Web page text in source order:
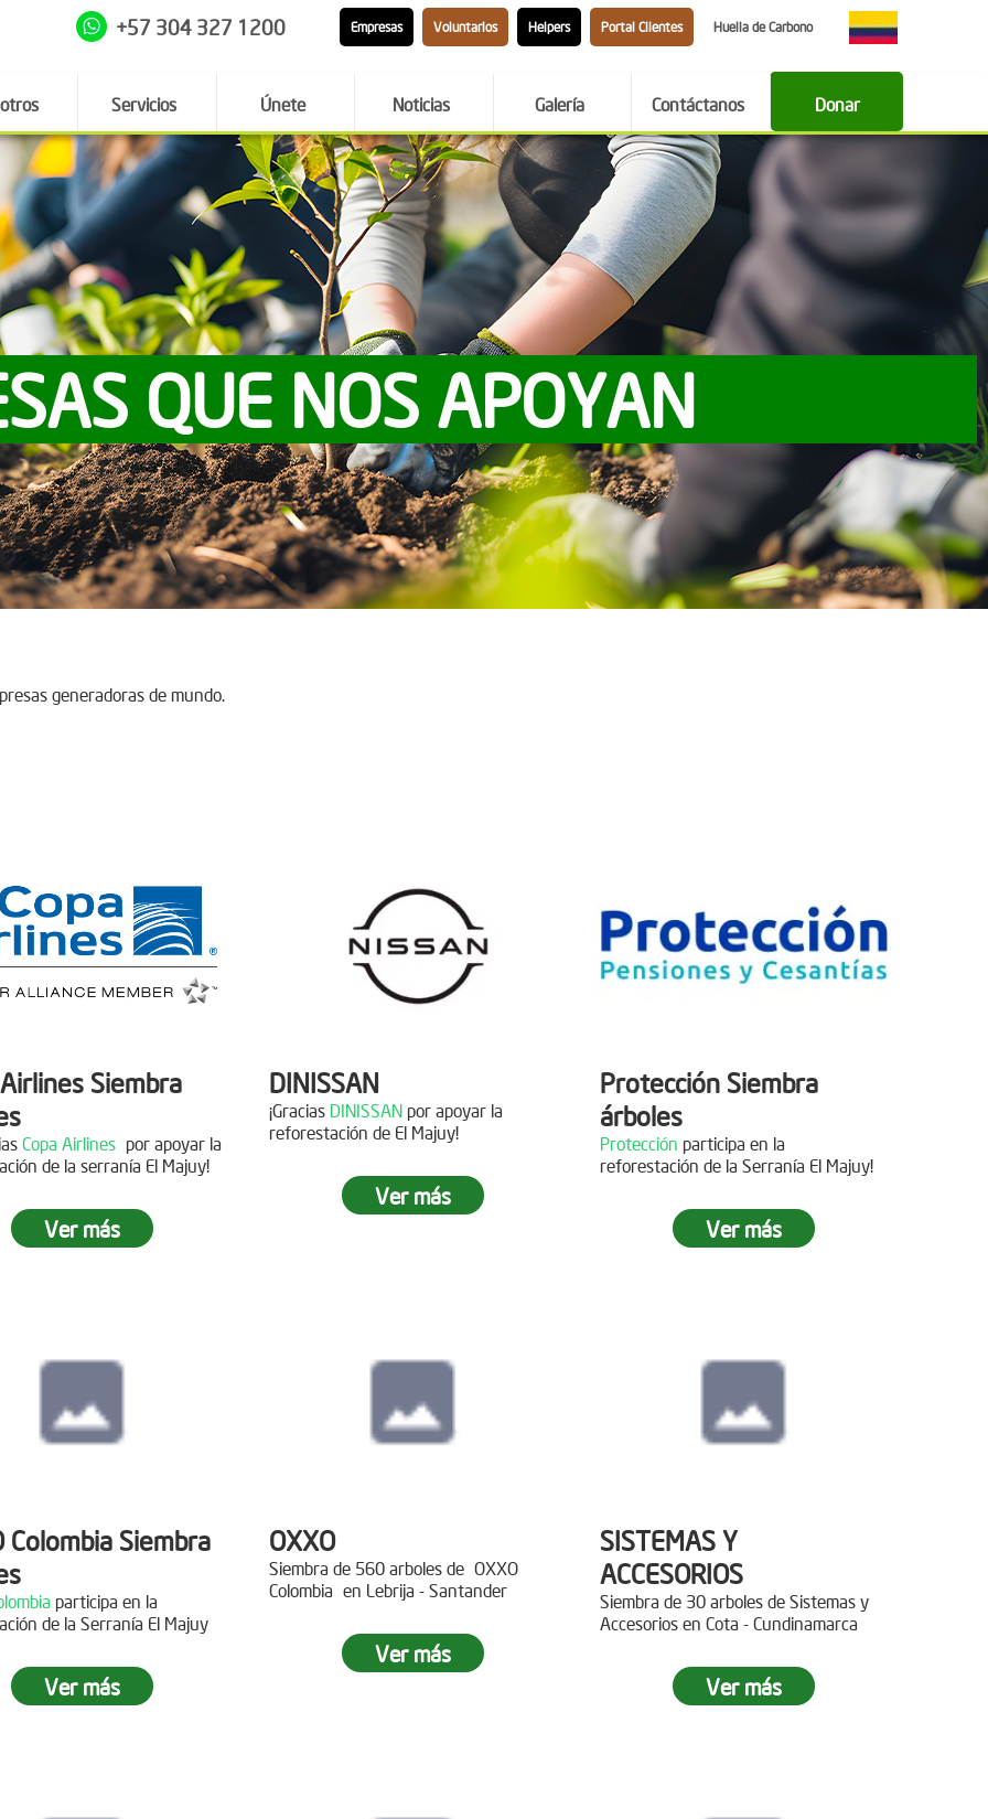
+57 304 327 1200 Empresas Voluntarios Helpers Portal Clientes Huella de Carbono
Servicios Únete Noticias Galería Contáctanos Donar
QUE NOS APOYAN
generadoras de mundo.
Siembra
Copa Airlines por apoyar la
de la serranía El Majuy!
en el Páramo
a Copa Airlines por apoyar la
del Páramo Aguas Vivas!
Ver más
DINISSAN
¡Gracias DINISSAN por apoyar la
reforestación de El Majuy!
Siembra en el páramo de
Sumapaz
Descripción
DINISSANpor plantar 400
Ver más
Protección Siembra
árboles
Protección participa en la
reforestación de la Serranía El Majuy!
Ver más
Colombia Siembra
participa en la
de la Serranía El Majuy
Ver más
OXXO
Siembra de 560 arboles de OXXO
Colombia en Lebrija - Santander
Ver más
SISTEMAS Y
ACCESORIOS
Siembra de 30 arboles de Sistemas y
Accesorios en Cota - Cundinamarca
Ver más